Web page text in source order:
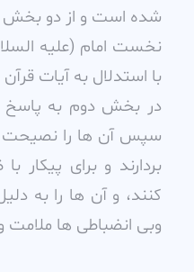
شده است و از دو
نخست امام (عليه
با استدلال به آيات
در بخش دوم به پاسخ
سپس آن ها را
بردارند و براى پيکار
کنند، و آن ها را به
وبى انضباطى ها